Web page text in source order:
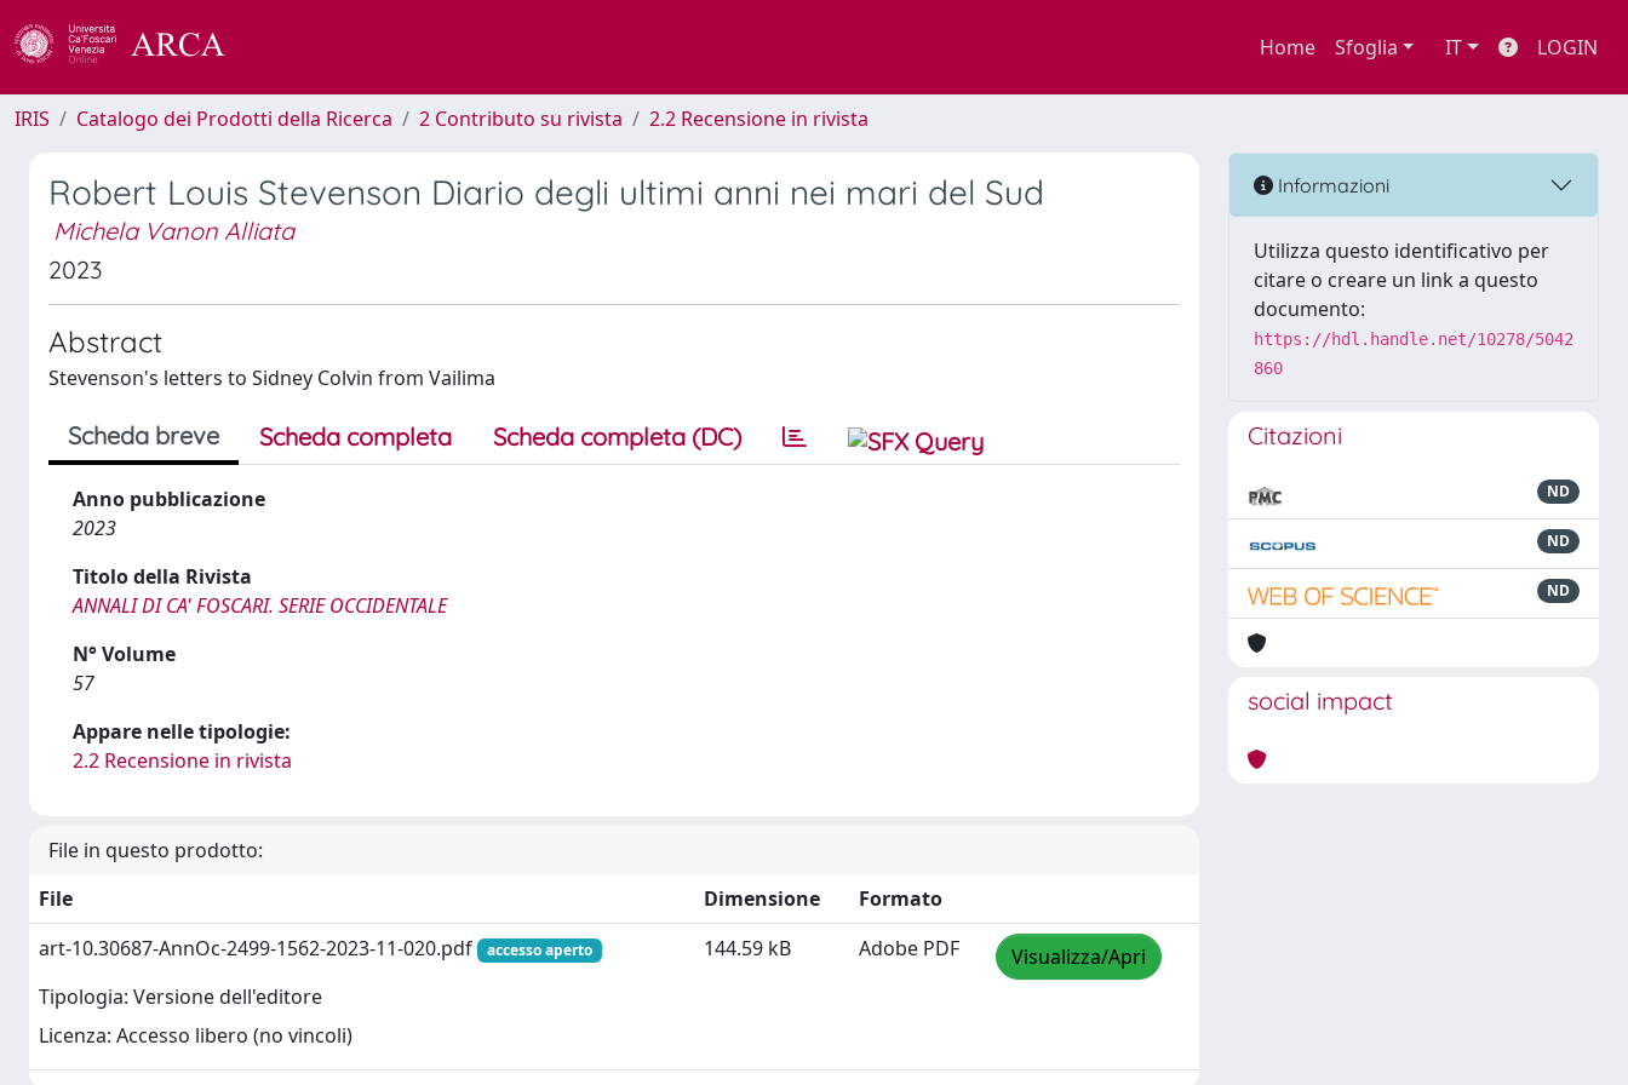
Home Sfoglia IT LOGIN
IRIS Catalogo dei Prodotti della Ricerca 2 Contributo su rivista 2.2 Recensione in rivista
Robert Louis Stevenson Diario degli ultimi anni nei mari del Sud
Michela Vanon Alliata
2023
Abstract
Stevenson's letters to Sidney Colvin from Vailima
Scheda breve Scheda completa Scheda completa (DC)
Anno pubblicazione
2023
Titolo della Rivista
ANNALI DI CA' FOSCARI. SERIE OCCIDENTALE
N° Volume
57
Appare nelle tipologie:
2.2 Recensione in rivista
File in questo prodotto:
File
Dimensione
Formato
art-10.30687-AnnOc-2499-1562-2023-11-020.pdf
accesso aperto
Tipologia: Versione dell'editore
Licenza: Accesso libero (no vincoli)
144.59 kB Adobe PDF Visualizza/Apri
Informazioni
Utilizza questo identificativo per
citare o creare un link a questo
documento:
https://hdl.handle.net/10278/5042
860
Citazioni
ND
ND
ND
social impact